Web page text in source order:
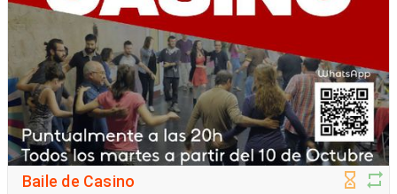
Baile de Casino